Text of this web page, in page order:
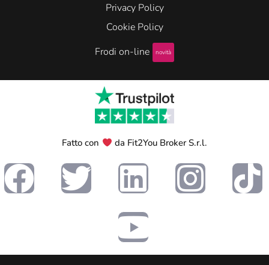
Privacy Policy
Cookie Policy
Frodi on-line
novità
Fatto con da Fit2You Broker S.r.l.